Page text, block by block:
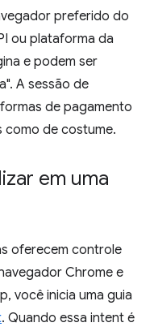
preferido do
ou plataforma da
e podem ser
A sessão de
de pagamento
como de costume.
em uma
oferecem controle
Chrome e
você inicia uma guia
. Quando essa intent é